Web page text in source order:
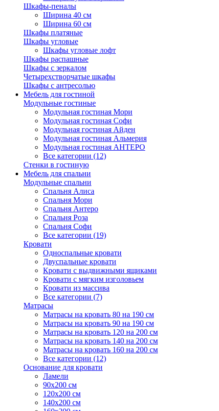
Шкафы-пеналы
Ширина 40 см
Ширина 60 см
Шкафы платяные
Шкафы угловые
Шкафы угловые лофт
Шкафы распашные
Шкафы с зеркалом
Четырехстворчатые шкафы
Шкафы с антресолью
Мебель для гостиной
Модульные гостиные
Модульная гостиная Мори
Модульная гостиная Софи
Модульная гостиная Айден
Модульная гостиная Альмерия
Модульная гостиная АНТЕРО
Все категории (12)
Стенки в гостиную
Мебель для спальни
Модульные спальни
Спальня Алиса
Спальня Мори
Спальня Антеро
Спальня Роза
Спальня Софи
Все категории (19)
Кровати
Односпальные кровати
Двуспальные кровати
Кровати с выдвижными ящиками
Кровати с мягким изголовьем
Кровати из массива
Все категории (7)
Матрасы
Матрасы на кровать 80 на 190 см
Матрасы на кровать 90 на 190 см
Матрасы на кровать 120 на 200 см
Матрасы на кровать 140 на 200 см
Матрасы на кровать 160 на 200 см
Все категории (12)
Основание для кровати
Ламели
90х200 см
120х200 см
140х200 см